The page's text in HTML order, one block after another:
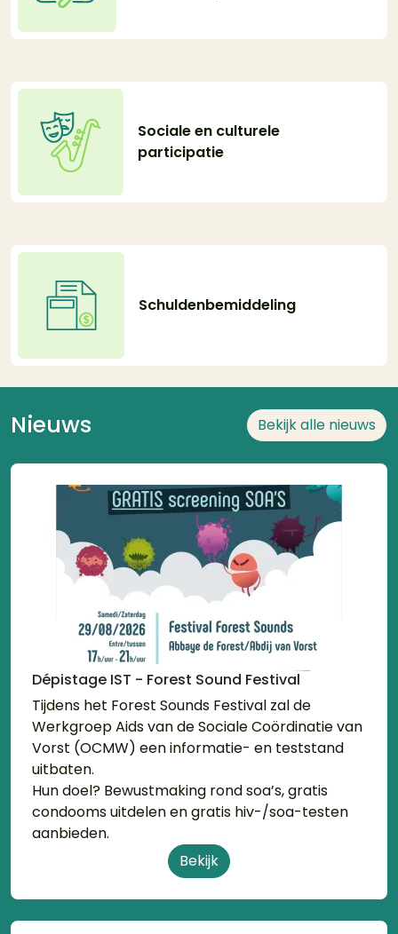
Sociale en culturele
participatie
Schuldenbemiddeling
Nieuws Bekijk alle nieuws
Dépistage IST - Forest Sound Festival
Tijdens het Forest Sounds Festival zal de
Werkgroep Aids van de Sociale Coördinatie van
Vorst (OCMW) een informatie- en teststand
uitbaten.
Hun doel? Bewustmaking rond soa’s, gratis
condooms uitdelen en gratis hiv-/soa-testen
aanbieden.
Bekijk